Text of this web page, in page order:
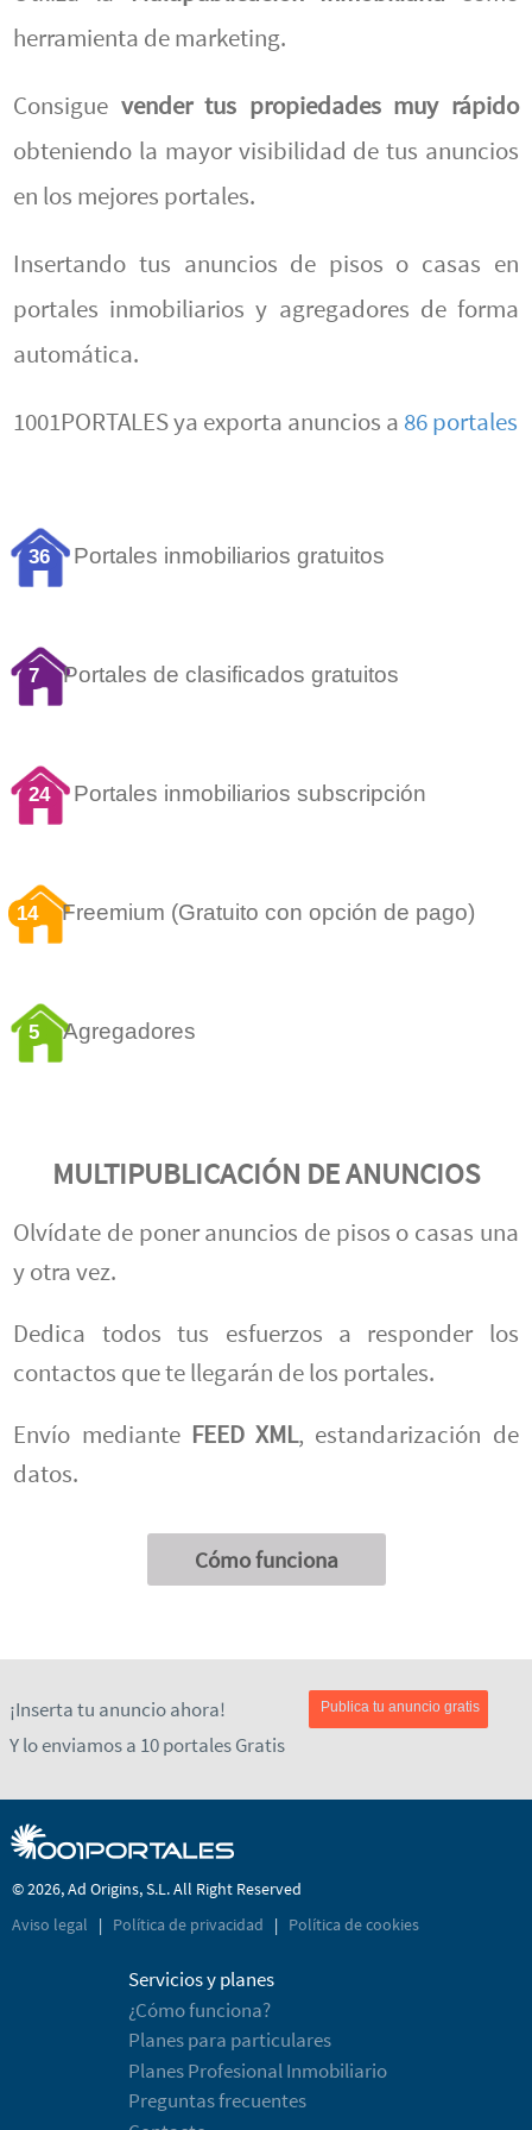
herramienta de marketing.
Consigue vender tus propiedades muy rápido
obteniendo la mayor visibilidad de tus anuncios
en los mejores portales.
Insertando tus anuncios de pisos o casas en
portales inmobiliarios y agregadores de forma
automática.
1001PORTALES ya exporta anuncios a 86 portales
36 Portales inmobiliarios gratuitos
7 Portales de clasificados gratuitos
24 Portales inmobiliarios subscripción
14 Freemium (Gratuito con opción de pago)
5 Agregadores
MULTIPUBLICACIÓN DE ANUNCIOS
Olvídate de poner anuncios de pisos o casas una
y otra vez.
Dedica todos tus esfuerzos a responder los
contactos que te llegarán de los portales.
Envío mediante FEED XML, estandarización de
datos.
Cómo funciona
¡Inserta tu anuncio ahora!
Y lo enviamos a 10 portales Gratis
Publica tu anuncio gratis
© 2026, Ad Origins, S.L. All Right Reserved
Aviso legal
| Política de privacidad | Política de cookies
Servicios y planes
¿Cómo funciona?
Planes para particulares
Planes Profesional Inmobiliario
Preguntas frecuentes